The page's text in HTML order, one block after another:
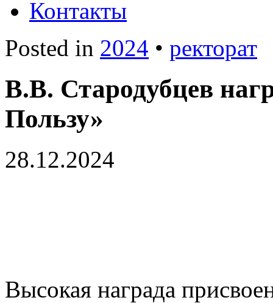
Контакты
Posted in 2024 • ректорат
В.В. Стародубцев
Пользу»
28.12.2024
Высокая награда